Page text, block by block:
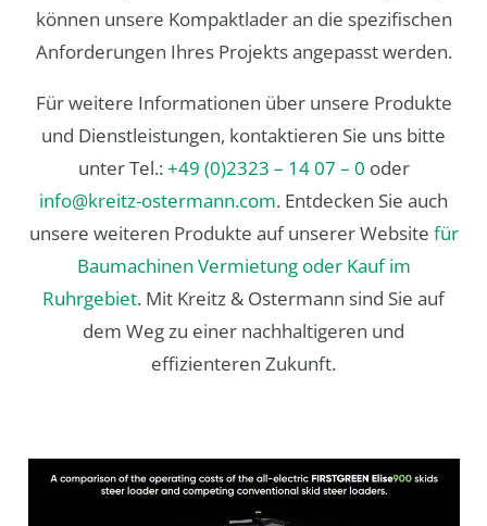
können unsere Kompaktlader an die spezifischen
Anforderungen Ihres Projekts angepasst werden.
Für weitere Informationen über unsere Produkte
und Dienstleistungen, kontaktieren Sie uns bitte
unter Tel.:+49 (0)2323 – 14 07 – 0 oder
info@kreitz-ostermann.com. Entdecken Sie auch
unsere weiteren Produkte auf unserer Website für
Baumachinen Vermietung oder Kauf im
Ruhrgebiet. Mit Kreitz & Ostermann sind Sie auf
dem Weg zu einer nachhaltigeren und
effizienteren Zukunft.